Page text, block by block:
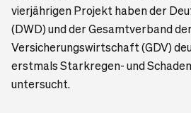
vierjährigen Projekt haben der
(DWD) und der Gesamtverband
Versicherungswirtschaft (GDV)
erstmals Starkregen- und
untersucht.